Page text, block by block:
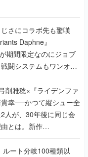
さにコラボ先も驚嘆
Daphne』
期間限定なのにジョブ
闘システムもワンオフ
を両ディレクターに聞
削雅稔×『ライデンファ
幸──かつて縦シュー全
人が、30年後に同じ会
とは。新作
』で初タッグを組
に訊く開発秘話
ート分岐100種類以